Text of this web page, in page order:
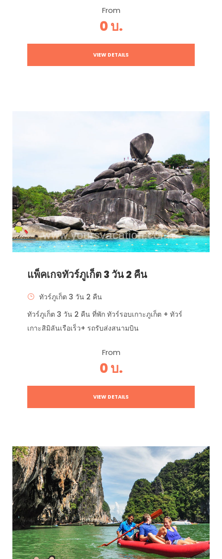
From
0 บ.
VIEW DETAILS
แพ็คเกจทัวร์ภูเก็ต 3 วัน 2 คืน
ทัวร์ภูเก็ต 3 วัน 2 คืน
ทัวร์ภูเก็ต 3 วัน 2 คืน ที่พัก ทัวร์รอบเกาะภูเก็ต + ทัวร์
เกาะสิมิลันเรือเร็ว+ รถรับส่งสนามบิน
From
0 บ.
VIEW DETAILS